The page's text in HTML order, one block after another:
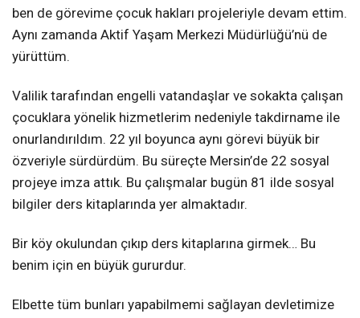
ben de görevime çocuk hakları projeleriyle devam ettim.
Aynı zamanda Aktif Yaşam Merkezi Müdürlüğü’nü de
yürüttüm.
Valilik tarafından engelli vatandaşlar ve sokakta çalışan
çocuklara yönelik hizmetlerim nedeniyle takdirname ile
onurlandırıldım. 22 yıl boyunca aynı görevi büyük bir
özveriyle sürdürdüm. Bu süreçte Mersin’de 22 sosyal
projeye imza attık. Bu çalışmalar bugün 81 ilde sosyal
bilgiler ders kitaplarında yer almaktadır.
Bir köy okulundan çıkıp ders kitaplarına girmek… Bu
benim için en büyük gururdur.
Elbette tüm bunları yapabilmemi sağlayan devletimize